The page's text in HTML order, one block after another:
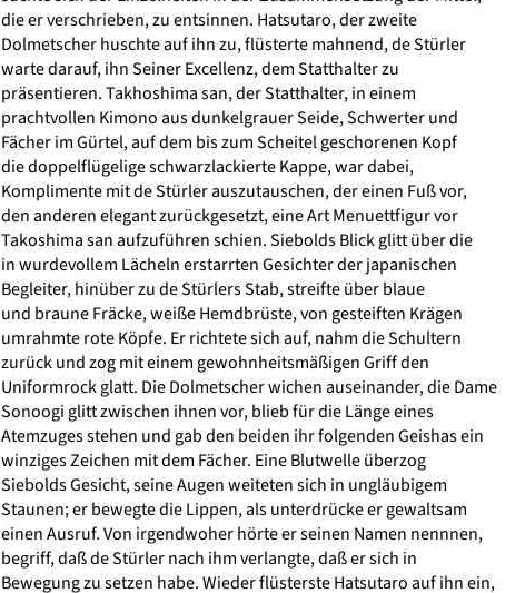
die er verschrieben, zu entsinnen. Hatsutaro, der zweite
Dolmetscher huschte auf ihn zu, flüsterte mahnend, de Stürler
warte darauf, ihn Seiner Excellenz, dem Statthalter zu
präsentieren. Takhoshima san, der Statthalter, in einem
prachtvollen Kimono aus dunkelgrauer Seide, Schwerter und
Fächer im Gürtel, auf dem bis zum Scheitel geschorenen Kopf
die doppelflügelige schwarzlackierte Kappe, war dabei,
Komplimente mit de Stürler auszutauschen, der einen Fuß vor,
den anderen elegant zurückgesetzt, eine Art Menuettfigur vor
Takoshima san aufzuführen schien. Siebolds Blick glitt über die
in wurdevollem Lächeln erstarrten Gesichter der japanischen
Begleiter, hinüber zu de Stürlers Stab, streifte über blaue
und braune Fräcke, weiße Hemdbrüste, von gesteiften Krägen
umrahmte rote Köpfe. Er richtete sich auf, nahm die Schultern
zurück und zog mit einem gewohnheitsmäßigen Griff den
Uniformrock glatt. Die Dolmetscher wichen auseinander, die Dame
Sonoogi glitt zwischen ihnen vor, blieb für die Länge eines
Atemzuges stehen und gab den beiden ihr folgenden Geishas ein
winziges Zeichen mit dem Fächer. Eine Blutwelle überzog
Siebolds Gesicht, seine Augen weiteten sich in ungläubigem
Staunen; er bewegte die Lippen, als unterdrücke er gewaltsam
einen Ausruf. Von irgendwoher hörte er seinen Namen nennnen,
begriff, daß de Stürler nach ihm verlangte, daß er sich in
Bewegung zu setzen habe. Wieder flüsterste Hatsutaro auf ihn ein,